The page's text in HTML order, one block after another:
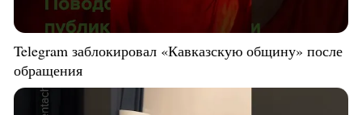
Telegram заблокировал «Кавказскую общину» после
обращения